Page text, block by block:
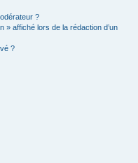
?
» affiché lors de la rédaction d’un
?